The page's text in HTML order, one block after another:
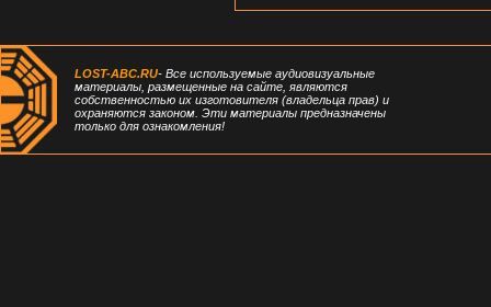
LOST-ABC.RU- Все используемые аудиовизуальные
материалы, размещенные на сайте, являются
собственностью их изготовителя (владельца прав) и
охраняются законом. Эти материалы предназначены
только для ознакомления!